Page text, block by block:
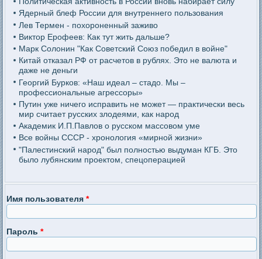
Ядерный блеф России для внутреннего пользования
Лев Термен - похороненный заживо
Виктор Ерофеев: Как тут жить дальше?
Марк Солонин "Как Советский Союз победил в войне"
Китай отказал РФ от расчетов в рублях. Это не валюта и
даже не деньги
Георгий Бурков: «Наш идеал – стадо. Мы –
профессиональные агрессоры»
Путин уже ничего исправить не может — практически весь
мир считает русских злодеями, как народ
Академик И.П.Павлов о русском массовом уме
Все войны СССР - хронология «мирной жизни»
"Палестинский народ" был полностью выдуман КГБ. Это
было лубянским проектом, спецоперацией
Имя пользователя*
Пароль*